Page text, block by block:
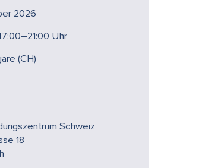
2026
Uhr
(CH)
Schweiz
18